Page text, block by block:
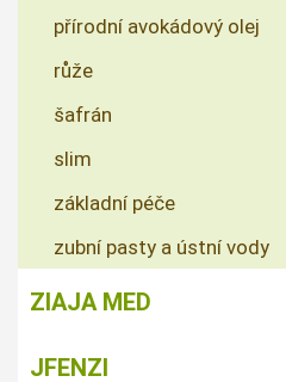
přírodní avokádový olej
růže
šafrán
slim
základní péče
zubní pasty a ústní vody
ZIAJA MED
JFENZI